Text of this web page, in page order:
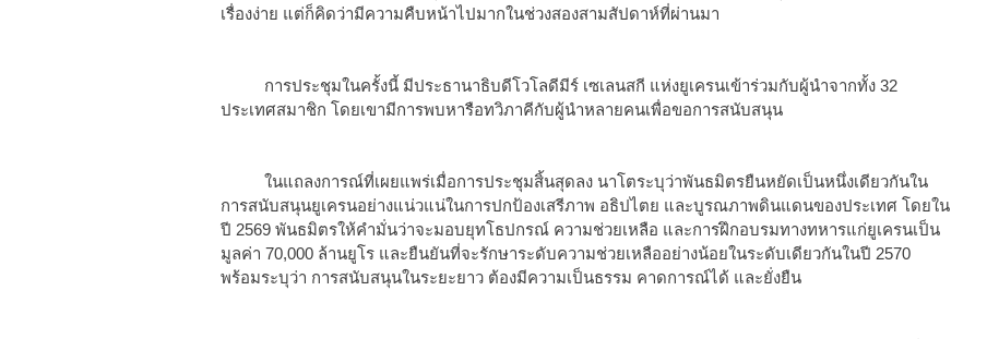
เรื่องง่าย แต่ก็คิดว่ามีความคืบหน้าไปมากในช่วงสองสามสัปดาห์ที่ผ่านมา
การประชุมในครั้งนี้ มีประธานาธิบดีโวโลดีมีร์ เซเลนสกี แห่งยูเครนเข้าร่วมกับผู้นำจากทั้ง 32
ประเทศสมาชิก โดยเขามีการพบหารือทวิภาคีกับผู้นำหลายคนเพื่อขอการสนับสนุน
ในแถลงการณ์ที่เผยแพร่เมื่อการประชุมสิ้นสุดลง นาโตระบุว่าพันธมิตรยืนหยัดเป็นหนึ่งเดียวกันใน
การสนับสนุนยูเครนอย่างแน่วแน่ในการปกป้องเสรีภาพ อธิปไตย และบูรณภาพดินแดนของประเทศ โดยใน
ปี 2569 พันธมิตรให้คำมั่นว่าจะมอบยุทโธปกรณ์ ความช่วยเหลือ และการฝึกอบรมทางทหารแก่ยูเครนเป็น
มูลค่า 70,000 ล้านยูโร และยืนยันที่จะรักษาระดับความช่วยเหลืออย่างน้อยในระดับเดียวกันในปี 2570
พร้อมระบุว่า การสนับสนุนในระยะยาว ต้องมีความเป็นธรรม คาดการณ์ได้ และยั่งยืน